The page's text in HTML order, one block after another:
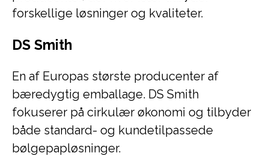
forskellige løsninger og kvaliteter.
DS Smith
En af Europas største producenter af
bæredygtig emballage. DS Smith
fokuserer på cirkulær økonomi og tilbyder
både standard- og kundetilpassede
bølgepapløsninger.